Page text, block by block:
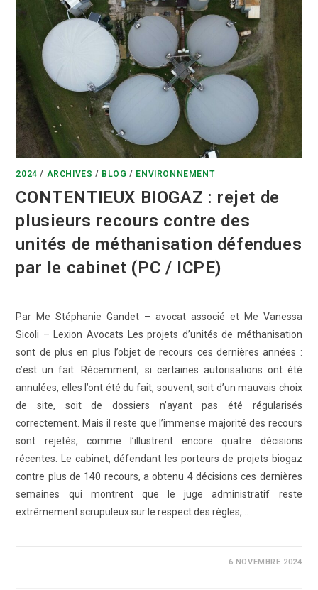
2024 / ARCHIVES / BLOG / ENVIRONNEMENT
CONTENTIEUX BIOGAZ : rejet de
plusieurs recours contre des
unités de méthanisation défendues
par le cabinet (PC / ICPE)
Par Me Stéphanie Gandet – avocat associé et Me Vanessa
Sicoli – Lexion Avocats Les projets d’unités de méthanisation
sont de plus en plus l’objet de recours ces dernières années :
c’est un fait. Récemment, si certaines autorisations ont été
annulées, elles l’ont été du fait, souvent, soit d’un mauvais choix
de site, soit de dossiers n’ayant pas été régularisés
correctement. Mais il reste que l’immense majorité des recours
sont rejetés, comme l’illustrent encore quatre décisions
récentes. Le cabinet, défendant les porteurs de projets biogaz
contre plus de 140 recours, a obtenu 4 décisions ces dernières
semaines qui montrent que le juge administratif reste
extrêmement scrupuleux sur le respect des règles,…
6 NOVEMBRE 2024